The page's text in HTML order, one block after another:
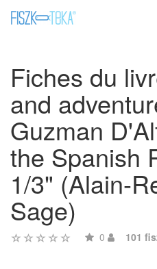
Fiches du
and
Guzman
the Spanish
1/3" (Alain-
Sage)
0 101